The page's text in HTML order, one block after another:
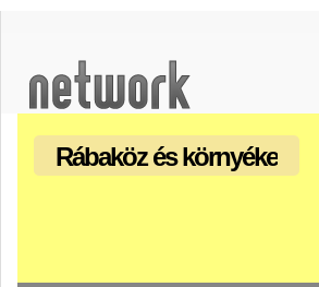
Rábaköz és környéke